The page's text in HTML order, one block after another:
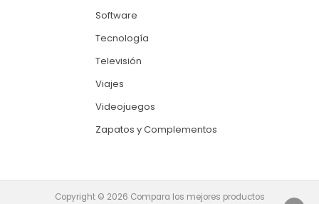
Software
Tecnología
Televisión
Viajes
Videojuegos
Zapatos y Complementos
Copyright © 2026 Compara los mejores productos